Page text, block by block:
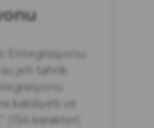
Entegrasyonu:
su jeti tahrik
kabiliyeti ve
(154 karakter)